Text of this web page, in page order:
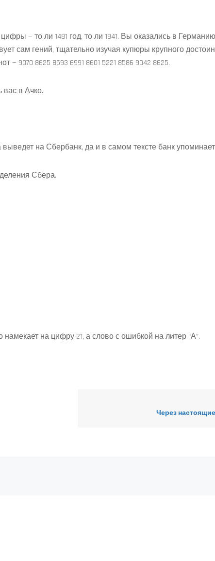
— то ли 1481 год, то ли 1841. Вы оказались в
сам гений, тщательно изучая купюры крупного
9070 8625 8593 6991 8601 5221 8586 9042 8625.
вас в Ачко.
выведет на Сбербанк, да и в самом тексте банк
Сбера.
на цифру 21, а слово с ошибкой на литер “А”.
Через